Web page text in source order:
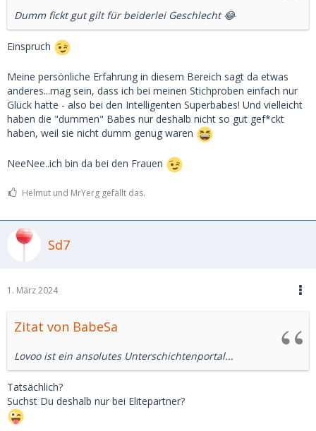
Dumm fickt gut gilt für beiderlei Geschlecht 😂
Einspruch
Meine persönliche Erfahrung in diesem Bereich sagt da etwas
anderes...mag sein, dass ich bei meinen Stichproben einfach nur
Glück hatte - also bei den Intelligenten Superbabes! Und vielleicht
haben die "dummen" Babes nur deshalb nicht so gut gef*ckt
haben, weil sie nicht dumm genug waren
NeeNee..ich bin da bei den Frauen
Helmut und MrYerg gefällt das.
Sd7
1. März 2024
Zitat von BabeSa
Lovoo ist ein ansolutes Unterschichtenportal...
Tatsächlich?
Suchst Du deshalb nur bei Elitepartner?